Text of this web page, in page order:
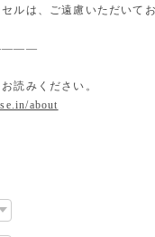
ルは、ご遠慮いただいてお
読みください。
about